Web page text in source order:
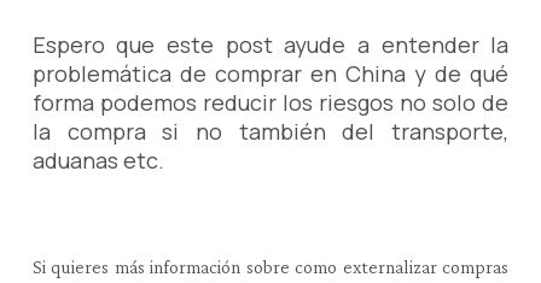
Espero que este post ayude a entender la
problemática de comprar en China y de qué
forma podemos reducir los riesgos no solo de
la compra si no también del transporte,
aduanas etc.
Si quieres más información sobre como externalizar compras